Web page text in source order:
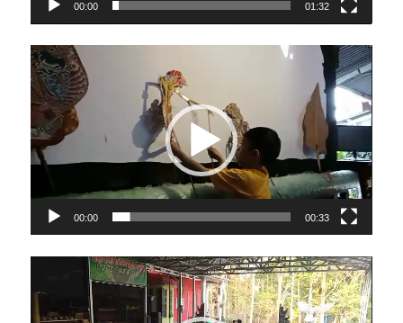
00:00 01:32
Video
Player
00:00 00:33
Player